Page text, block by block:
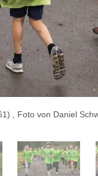
, Foto von Daniel